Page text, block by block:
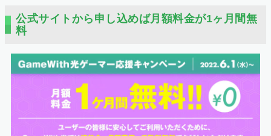
公式サイトから申し込めば月額料金が1ヶ月間無
料